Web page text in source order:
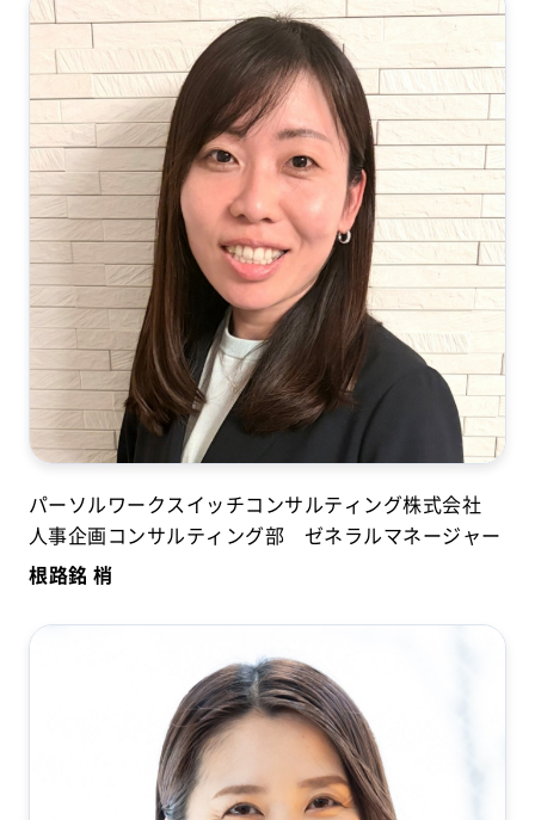
パーソルワークスイッチコンサルティング株式会社
人事企画コンサルティング部 ゼネラルマネージャー
根路銘 梢